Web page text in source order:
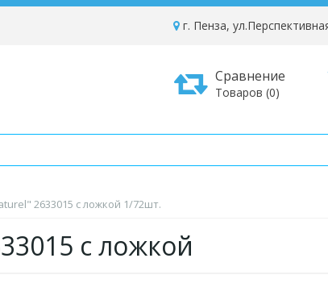
г. Пенза,
Сравнение
Товаров (0)
2633015 с ложкой 1/72шт.
с ложкой